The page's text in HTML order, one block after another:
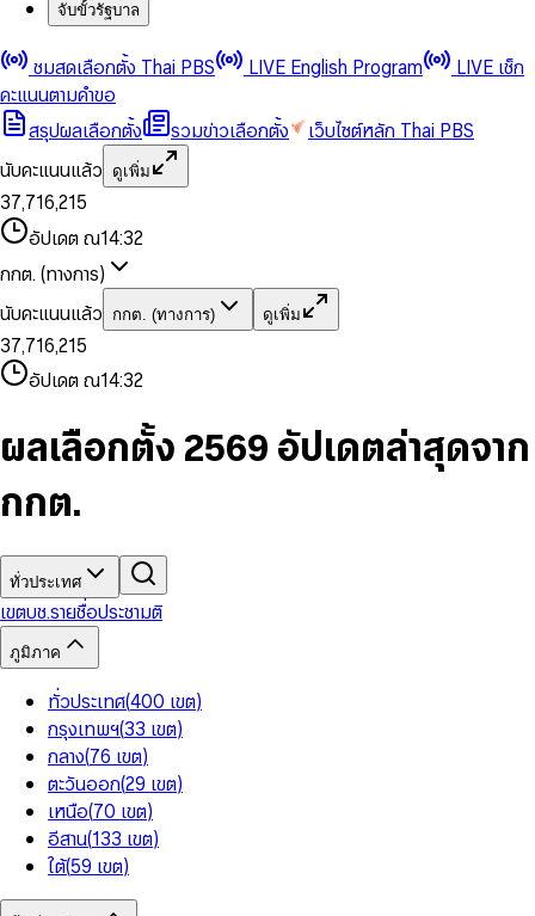
จับขั้วรัฐบาล
ชมสดเลือกตั้ง Thai PBS LIVE English Program
LIVE เช็ก
คะแนนตามคำขอ
สรุปผลเลือกตั้ง
รวมข่าวเลือกตั้ง
เว็บไซต์หลัก Thai PBS
นับคะแนนแล้ว
ดูเพิ่ม
0
1
2
3
4
5
6
8
9
0
1
2
3
4
5
6
7
8
9
,
0
1
2
4
6
7
8
9
0
1
2
3
4
5
6
7
8
9
0
1
3
5
6
7
8
9
,
1
2
4
5
7
8
9
0
1
3
4
6
7
8
9
0
2
3
4
5
7
8
อัปเดต ณ14:32
กกต. (ทางการ)
นับคะแนนแล้ว
กกต. (ทางการ) ดูเพิ่ม
0
1
2
3
4
5
7
8
0
1
2
4
5
6
7
8
9
,
0
1
2
4
6
7
8
9
0
1
2
3
5
6
8
9
0
1
3
5
6
7
8
,
1
2
4
6
7
9
0
1
3
5
6
8
9
0
2
3
4
5
7
9
อัปเดต ณ14:32
ผลเลือกตั้ง 2569 อัปเดตล่าสุดจาก
กกต.
ทั่วประเทศ
เขตบช.รายชื่อประชามติ
ภูมิภาค
ทั่วประเทศ(400 เขต)
กรุงเทพฯ(33 เขต)
กลาง(76 เขต)
ตะวันออก(29 เขต)
เหนือ(70 เขต)
อีสาน(133 เขต)
ใต้(59 เขต)